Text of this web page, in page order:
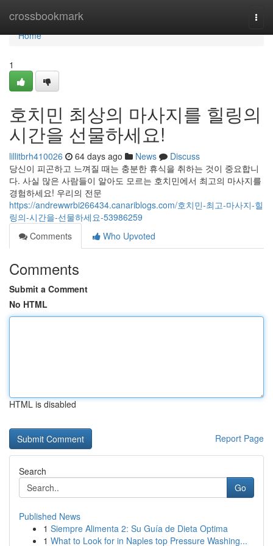
crossbookmark
Home
Home
1
호치민 최상의 마사지를 힐링의
시간을 선물하세요!
lillitbrh410026 64 days ago News
Discuss
당신이 피곤하고 느껴질 때는 충분한 휴식을 취하는 것이 중요합니
다. 사실 많은 사람들이 알아도 모르는 호치민에서 최고의 마사지를
경험하세요! 우리의 전문
https://andrewwrbi266434.canariblogs.com/호치민-최고-마사지-힐
링의-시간을-선물하세요-53986259
Comments
Who Upvoted
Comments
Submit a Comment
No HTML
HTML is disabled
Report Page
Search
Go
Published News
1 Siempre Alimenta 2: Su Guía de Dieta Optima
1 What to Look for in Naples top Pressure Washing...